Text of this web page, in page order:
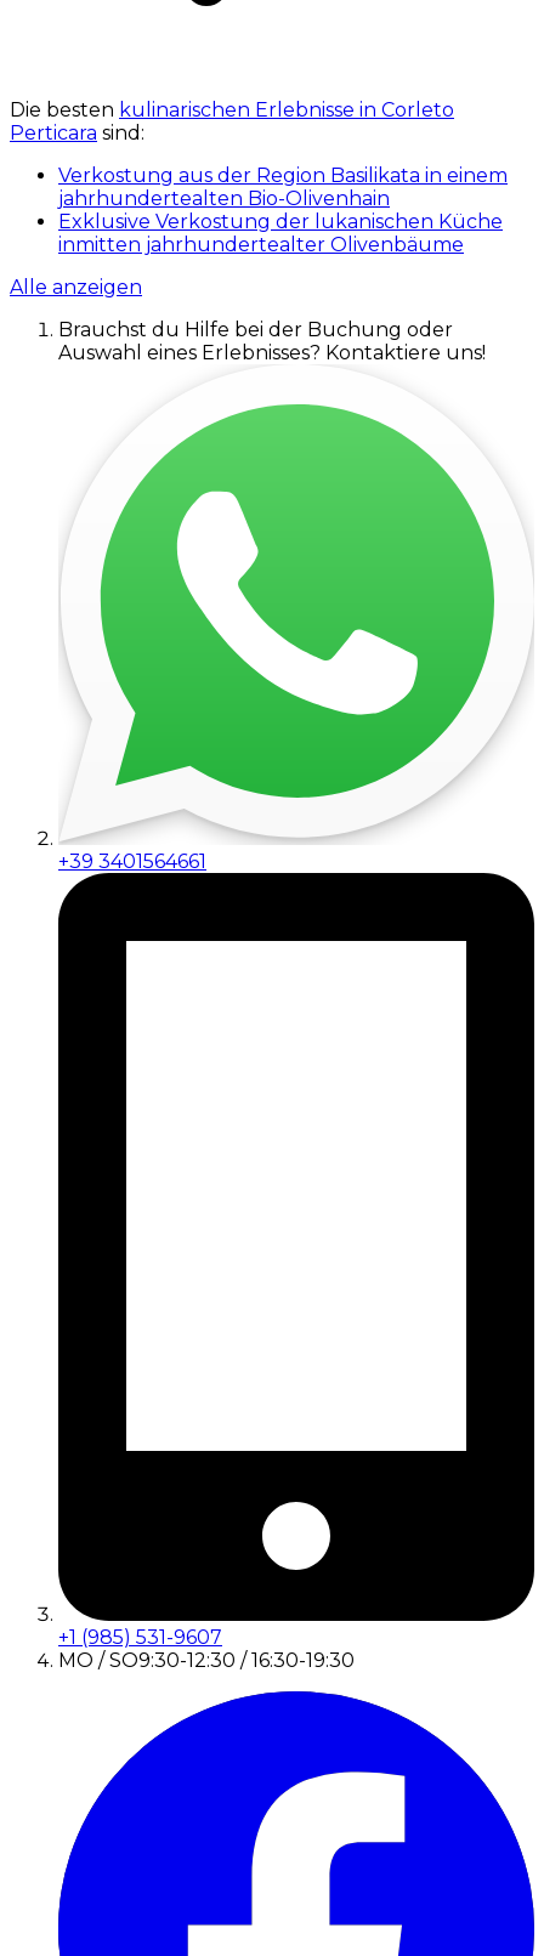
Die besten kulinarischen Erlebnisse in Corleto
Perticara sind:
Verkostung aus der Region Basilikata in einem
jahrhundertealten Bio-Olivenhain
Exklusive Verkostung der lukanischen Küche
inmitten jahrhundertealter Olivenbäume
Alle anzeigen
Brauchst du Hilfe bei der Buchung oder
Auswahl eines Erlebnisses? Kontaktiere uns!
+39 3401564661
+1 (985) 531-9607
MO / SO9:30-12:30 / 16:30-19:30